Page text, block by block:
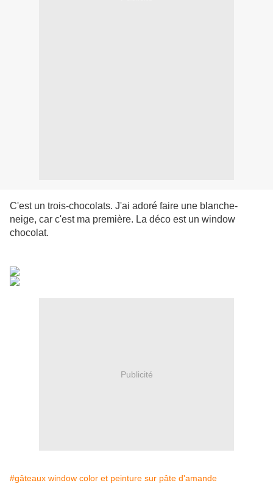
C'est un trois-chocolats. J'ai adoré faire une blanche-
neige, car c'est ma première. La déco est un window
chocolat.
Publicité
#gâteaux window color et peinture sur pâte d'amande